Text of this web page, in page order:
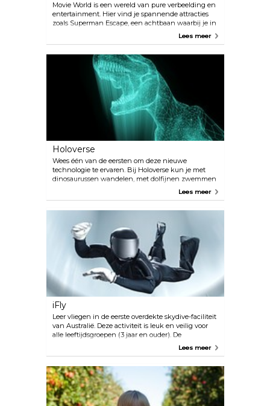
Movie World is een wereld van pure verbeelding en
entertainment. Hier vind je spannende attracties
zoals Superman Escape, een achtbaan waarbij je in
slechts twee seconden van 0 naar 100 km/u gaat
voor een echte sensatie. Bij Movie World kun je ook
Lees meer
Holoverse
Wees één van de eersten om deze nieuwe
technologie te ervaren. Bij Holoverse kun je met
dinosaurussen wandelen, met dolfijnen zwemmen
en de ruimte bezoeken. Kies uit verschillende
ervaringen in de eerste Hologram-arcade ter wereld.
inclusief het aantrekken van je apparatuur. De
meeste klanten doen twee sessies, waardoor het in
totaal 1 uur en 20 minuten duurt.
Lees meer
iFly
Leer vliegen in de eerste overdekte skydive-faciliteit
van Australië. Deze activiteit is leuk en veilig voor
alle leeftijdsgroepen (3 jaar en ouder). De
instructeurs zijn kalm, geruststellend, bekwaam en
Lees meer